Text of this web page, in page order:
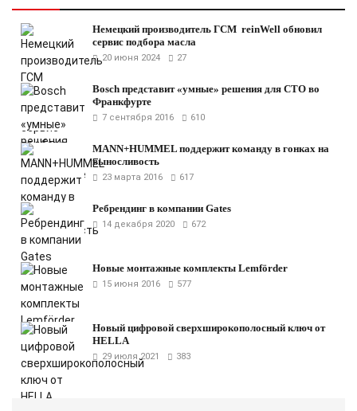
Немецкий производитель ГСМ reinWell обновил
сервис подбора масла
20 июня 2024 27
Bosch представит «умные» решения для СТО во
Франкфурте
7 сентября 2016 610
MANN+HUMMEL поддержит команду в гонках на
выносливость
23 марта 2016 617
Ребрендинг в компании Gates
14 декабря 2020 672
Новые монтажные комплекты Lemförder
15 июня 2016 577
Новый цифровой сверхширокополосный ключ от
HELLA
29 июля 2021 383